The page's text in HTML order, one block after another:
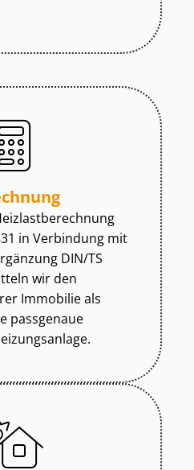
in Verbindung mit
DIN/TS
wir den
Immobilie als
passgenaue